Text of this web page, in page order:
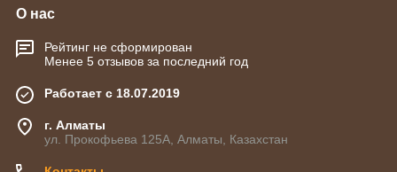
О нас
Рейтинг не сформирован
Менее 5 отзывов за последний год
Работает с 18.07.2019
г. Алматы
ул. Прокофьева 125А, Алматы, Казахстан